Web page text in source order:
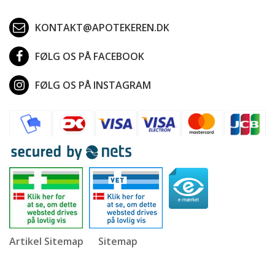
KONTAKT@APOTEKEREN.DK
FØLG OS PÅ FACEBOOK
FØLG OS PÅ INSTAGRAM
Artikel Sitemap Sitemap